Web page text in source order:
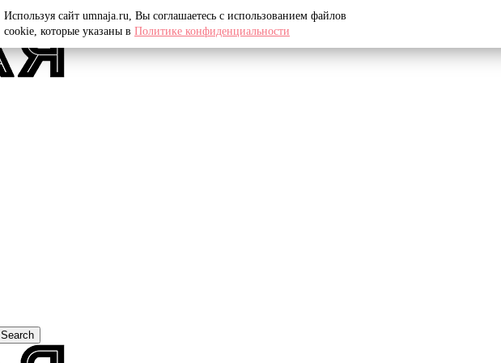
Search
Используя сайт umnaja.ru, Вы соглашаетесь с использованием файлов
cookie, которые указаны в Политике конфиденциальности